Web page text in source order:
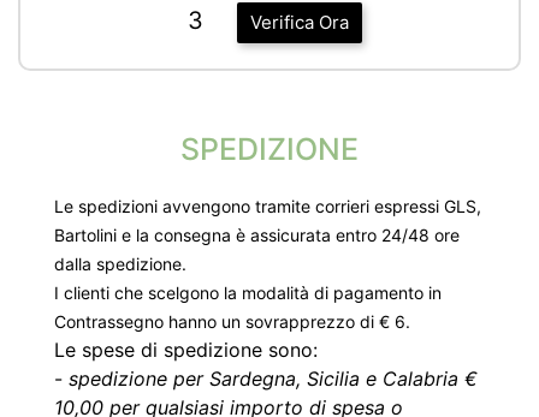
Verifica Ora
3
SPEDIZIONE
Le spedizioni avvengono tramite corrieri espressi GLS,
Bartolini e la consegna è assicurata entro 24/48 ore
dalla spedizione.
I clienti che scelgono la modalità di pagamento in
Contrassegno hanno un sovrapprezzo di € 6.
Le spese di spedizione sono:
- spedizione per Sardegna, Sicilia e Calabria €
10,00 per qualsiasi importo di spesa o